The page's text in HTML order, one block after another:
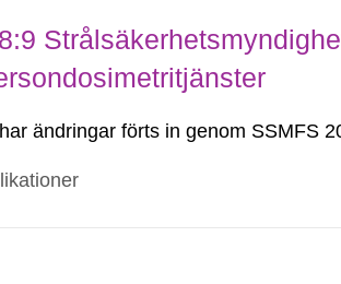
ändringar förts in genom SSMFS